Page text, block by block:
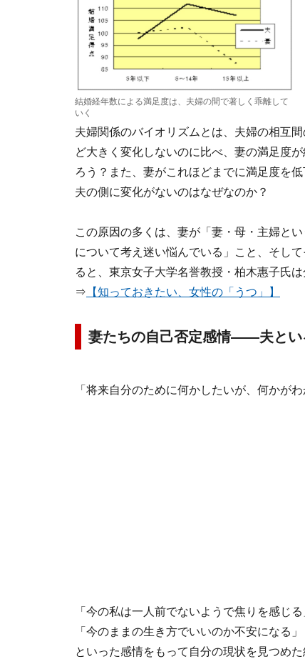
結婚経年数による満足度は、夫婦の間で著しく乖離して
いく
夫婦関係のバイオリズムとは、夫婦の相互
ど大きく変化しないのに比べ、妻の満足度
ろう？また、妻がこれほどまでに満足度を
夫の側に変化がないのはなぜなのか？
この原因の多くは、妻が「妻・母・主婦と
について考え迷い悩んでいる」こと、そし
ると、東京女子大学名誉教授・柏木惠子氏は
⇒ 【知っておきたい、女性の「うつ」】
妻たちの自己否定感情――夫とい
「将来自分のために何かしたいが、何かがわ
「今の私は一人前でないようで焦りを感じる
「今のままの生き方でいいのか不安になる」
といった感情をもって自分の現状を見つめ